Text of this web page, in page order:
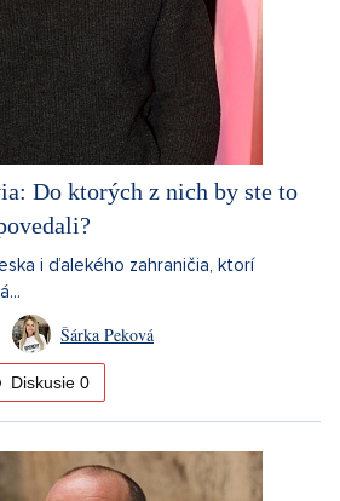
Do ktorých z nich by ste to
i ďalekého zahraničia, ktorí
Šárka Peková
Diskusie 0